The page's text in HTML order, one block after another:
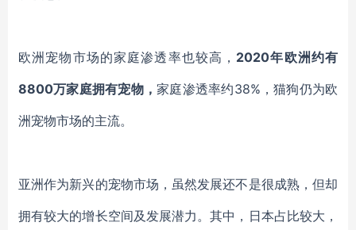
欧洲宠物市场的家庭渗透率也较高， 2020年欧洲约有
8800万家庭拥有宠物，家庭渗透率约38%，猫狗仍为欧
洲宠物市场的主流。
亚洲作为新兴的宠物市场，虽然发展还不是很成熟，但却
拥有较大的增长空间及发展潜力。其中，日本占比较大，